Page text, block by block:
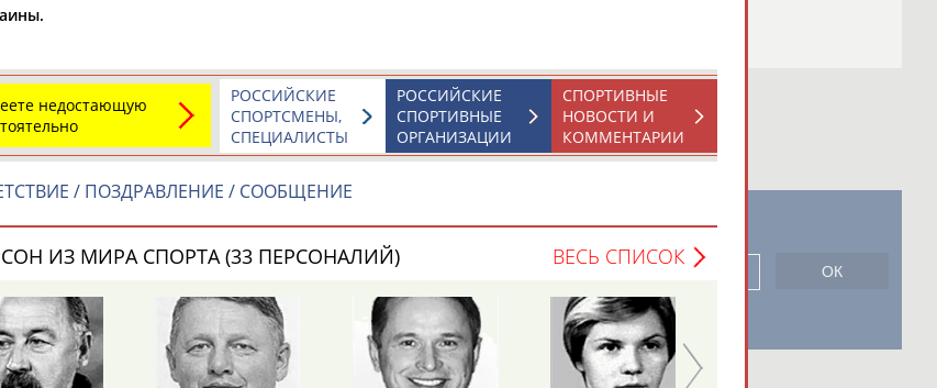
НАШИ КНОПКИ РЕКЛАМА
Адресов в новостной рассылке: 996
Подпишись
недостающую
СПОРТИВНЫЕ
НОВОСТИ И
КОММЕНТАРИИ
РОССИЙСКИЕ
СПОРТИВНЫЕ
ОРГАНИЗАЦИИ
РОССИЙСКИЕ
СПОРТСМЕНЫ,
СПЕЦИАЛИСТЫ
/ ПОЗДРАВЛЕНИЕ / СООБЩЕНИЕ
ИЗ МИРА СПОРТА (33 ПЕРСОНАЛИЙ) ВЕСЬ СПИСОК